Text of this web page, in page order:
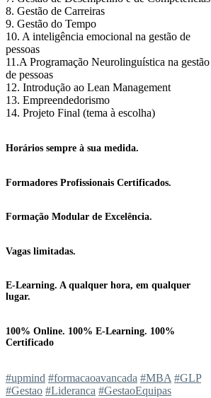
8. Gestão de Carreiras
9. Gestão do Tempo
10. A inteligência emocional na gestão de
pessoas
11.A Programação Neurolinguística na gestão
de pessoas
12. Introdução ao Lean Management
13. Empreendedorismo
14. Projeto Final (tema à escolha)
Horários sempre à sua medida.
Formadores Profissionais Certificados.
Formação Modular de Excelência.
Vagas limitadas.
E-Learning. A qualquer hora, em qualquer
lugar.
100% Online. 100% E-Learning. 100%
Certificado
#upmind #formacaoavancada #MBA #GLP
#Gestao #Lideranca #GestaoEquipas